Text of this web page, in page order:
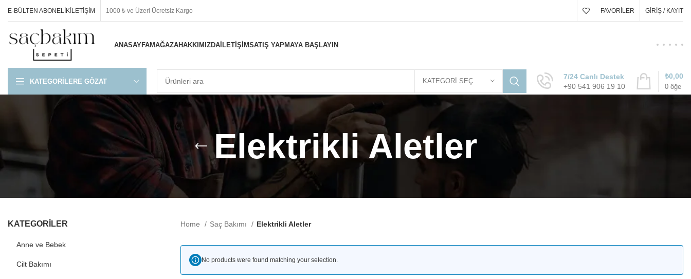
E-BÜLTEN ABONELIKİLETIŞIM 1000 ₺ ve Üzeri Ücretsiz Kargo FAVORILER GIRIŞ / KAYIT
ANASAYFAMAĞAZAHAKKIMIZDAİLETIŞIMSATIŞ YAPMAYA BAŞLAYIN
KATEGORILERE GÖZAT KATEGORI SEÇ
7/24 Canlı Destek
+90 541 906 19 10
0 öğe
₺0,00
Elektrikli Aletler
KATEGORİLER
Anne ve Bebek
Cilt Bakımı
Home Saç Bakımı Elektrikli Aletler
No products were found matching your selection.